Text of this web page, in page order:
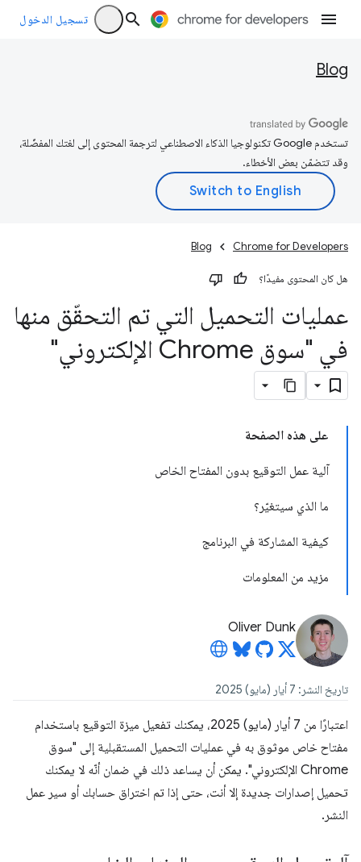
تسجيل الدخول
Blog
تستخدم Google تكنولوجيا الذكاء الاصطناعي لترجمة المحتوى إلى لغتك المفضّلة،
وقد تتضمّن بعض الأخطاء.
Chrome for Developers
Blog
هل كان المحتوى مفيدًا؟
عمليات التحميل التي تم التحقّق منها
في "سوق Chrome الإلكتروني"
على هذه الصفحة
آلية عمل التوقيع بدون المفتاح الخاص
ما الذي سيتغيّر؟
كيفية المشاركة في البرنامج
مزيد من المعلومات
Oliver Dunk
تاريخ النشر: 7 أيار (مايو) 2025
اعتبارًا من 7 أيار (مايو) 2025، يمكنك تفعيل ميزة التوقيع باستخدام
مفتاح خاص موثوق به في عمليات التحميل المستقبلية إلى "سوق
Chrome الإلكتروني". يمكن أن يساعد ذلك في ضمان أنّه لا يمكنك
تحميل إصدارات جديدة إلا أنت، حتى إذا تم اختراق حسابك أو سير عمل
النشر.